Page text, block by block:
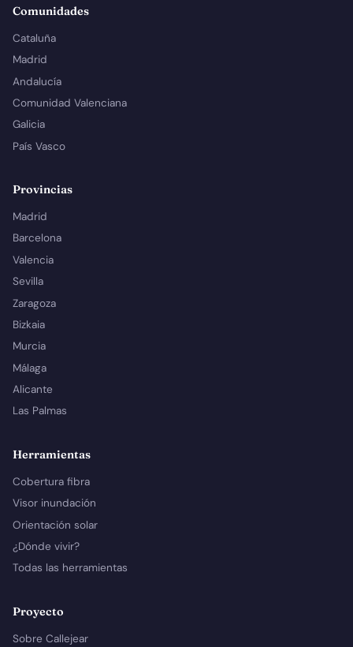
Comunidades
Cataluña
Madrid
Andalucía
Comunidad Valenciana
Galicia
País Vasco
Provincias
Madrid
Barcelona
Valencia
Sevilla
Zaragoza
Bizkaia
Murcia
Málaga
Alicante
Las Palmas
Herramientas
Cobertura fibra
Visor inundación
Orientación solar
¿Dónde vivir?
Todas las herramientas
Proyecto
Sobre Callejear